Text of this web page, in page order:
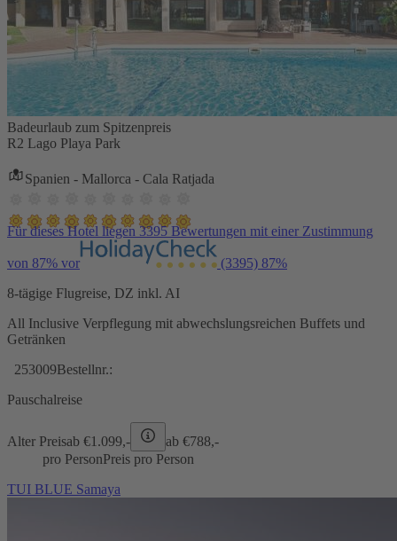
Badeurlaub zum Spitzenpreis
R2 Lago Playa Park
Spanien - Mallorca - Cala Ratjada
Für dieses Hotel liegen 3395 Bewertungen mit einer Zustimmung
von 87% vor (3395) 87%
8-tägige Flugreise, DZ inkl. AI
All Inclusive Verpflegung mit abwechslungsreichen Buffets und
Getränken
253009Bestellnr.:
Pauschalreise
Alter Preisab €1.099,- ab €788,-
pro PersonPreis pro Person
TUI BLUE Samaya